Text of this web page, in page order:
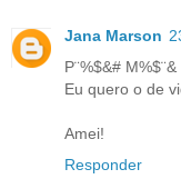
Jana Marson
P¨%$&#
Eu quero o de
Amei!
Responder